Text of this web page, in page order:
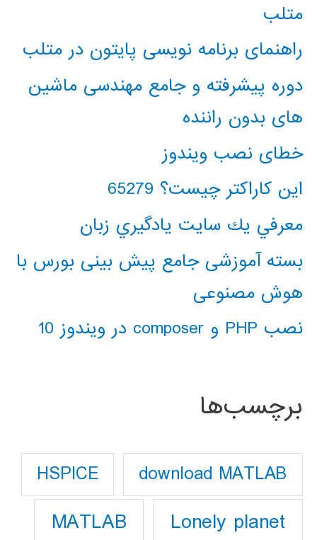
متلب
راهنمای برنامه نویسی پایتون در متلب
دوره پیشرفته و جامع مهندسی ماشین
های بدون راننده
خطای نصب ویندوز
این کاراکتر چیست؟ 65279
معرفي يك سايت يادگيري زبان
بسته آموزشی جامع پیش بینی بورس با
هوش مصنوعی
نصب PHP و composer در ویندوز 10
برچسب‌ها
download MATLAB
HSPICE
Lonely planet
MATLAB